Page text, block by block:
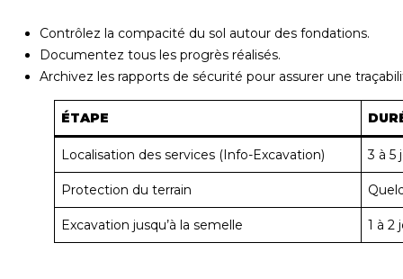
Contrôlez la compacité du sol autour des fondations.
Documentez tous les progrès réalisés.
Archivez les rapports de sécurité pour assurer une
ÉTAPE
Localisation des services (Info-Excavation) 3 à 5
Protection du terrain
Excavation jusqu’à la semelle 1 à 2